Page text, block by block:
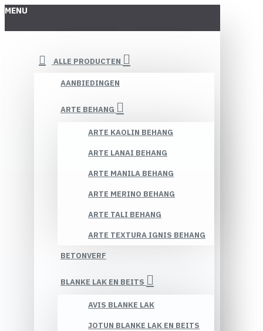
MENU
ALLE PRODUCTEN
AANBIEDINGEN
ARTE BEHANG
ARTE KAOLIN BEHANG
ARTE LANAI BEHANG
ARTE MANILA BEHANG
ARTE MERINO BEHANG
ARTE TALI BEHANG
ARTE TEXTURA IGNIS BEHANG
BETONVERF
BLANKE LAK EN BEITS
AVIS BLANKE LAK
JOTUN BLANKE LAK EN BEITS